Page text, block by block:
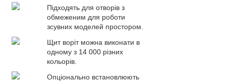
Підходять для отворів з
обмеженим для роботи
зсувних моделей простором.
Щит воріт можна виконати в
одному з 14 000 різних
кольорів.
Опціонально встановлюють